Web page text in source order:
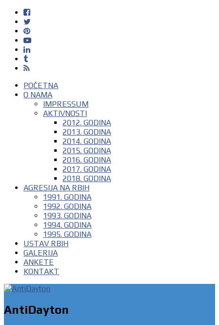
POČETNA
O NAMA
IMPRESSUM
AKTIVNOSTI
2012. GODINA
2013. GODINA
2014. GODINA
2015. GODINA
2016. GODINA
2017. GODINA
2018. GODINA
AGRESIJA NA RBIH
1991. GODINA
1992. GODINA
1993. GODINA
1994. GODINA
1995. GODINA
USTAV RBIH
GALERIJA
ANKETE
KONTAKT
AntiDayton